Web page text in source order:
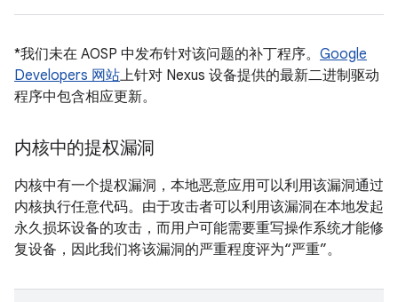
*我们未在 AOSP 中发布针对该问题的补丁程序。 Google
Developers 网站上针对 Nexus 设备提供的最新二进制驱动
程序中包含相应更新。
内核中的提权漏洞
内核中有一个提权漏洞，本地恶意应用可以利用该漏洞通过
内核执行任意代码。由于攻击者可以利用该漏洞在本地发起
永久损坏设备的攻击，而用户可能需要重写操作系统才能修
复设备，因此我们将该漏洞的严重程度评为“严重”。